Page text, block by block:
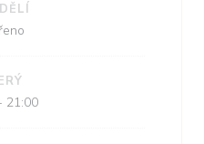
21:00